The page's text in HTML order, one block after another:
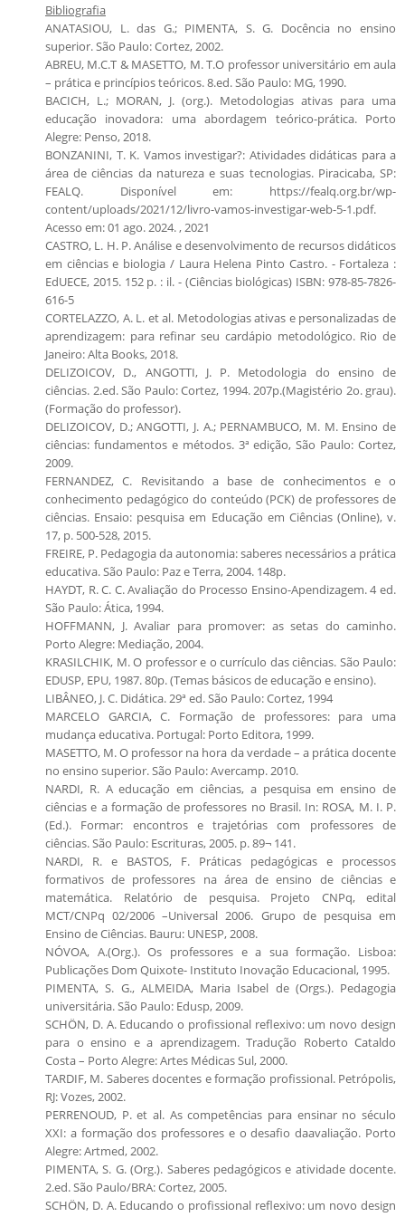
Bibliografia
ANATASIOU, L. das G.; PIMENTA, S. G. Docência no ensino
superior. São Paulo: Cortez, 2002.
ABREU, M.C.T & MASETTO, M. T.O professor universitário em aula
– prática e princípios teóricos. 8.ed. São Paulo: MG, 1990.
BACICH, L.; MORAN, J. (org.). Metodologias ativas para uma
educação inovadora: uma abordagem teórico-prática. Porto
Alegre: Penso, 2018.
BONZANINI, T. K. Vamos investigar?: Atividades didáticas para a
área de ciências da natureza e suas tecnologias. Piracicaba, SP:
FEALQ. Disponível em: https://fealq.org.br/wp-
content/uploads/2021/12/livro-vamos-investigar-web-5-1.pdf.
Acesso em: 01 ago. 2024. , 2021
CASTRO, L. H. P. Análise e desenvolvimento de recursos didáticos
em ciências e biologia / Laura Helena Pinto Castro. - Fortaleza :
EdUECE, 2015. 152 p. : il. - (Ciências biológicas) ISBN: 978-85-7826-
616-5
CORTELAZZO, A. L. et al. Metodologias ativas e personalizadas de
aprendizagem: para refinar seu cardápio metodológico. Rio de
Janeiro: Alta Books, 2018.
DELIZOICOV, D., ANGOTTI, J. P. Metodologia do ensino de
ciências. 2.ed. São Paulo: Cortez, 1994. 207p.(Magistério 2o. grau).
(Formação do professor).
DELIZOICOV, D.; ANGOTTI, J. A.; PERNAMBUCO, M. M. Ensino de
ciências: fundamentos e métodos. 3ª edição, São Paulo: Cortez,
2009.
FERNANDEZ, C. Revisitando a base de conhecimentos e o
conhecimento pedagógico do conteúdo (PCK) de professores de
ciências. Ensaio: pesquisa em Educação em Ciências (Online), v.
17, p. 500-528, 2015.
FREIRE, P. Pedagogia da autonomia: saberes necessários a prática
educativa. São Paulo: Paz e Terra, 2004. 148p.
HAYDT, R. C. C. Avaliação do Processo Ensino-Apendizagem. 4 ed.
São Paulo: Ática, 1994.
HOFFMANN, J. Avaliar para promover: as setas do caminho.
Porto Alegre: Mediação, 2004.
KRASILCHIK, M. O professor e o currículo das ciências. São Paulo:
EDUSP, EPU, 1987. 80p. (Temas básicos de educação e ensino).
LIBÂNEO, J. C. Didática. 29ª ed. São Paulo: Cortez, 1994
MARCELO GARCIA, C. Formação de professores: para uma
mudança educativa. Portugal: Porto Editora, 1999.
MASETTO, M. O professor na hora da verdade – a prática docente
no ensino superior. São Paulo: Avercamp. 2010.
NARDI, R. A educação em ciências, a pesquisa em ensino de
ciências e a formação de professores no Brasil. In: ROSA, M. I. P.
(Ed.). Formar: encontros e trajetórias com professores de
ciências. São Paulo: Escrituras, 2005. p. 89¬ 141.
NARDI, R. e BASTOS, F. Práticas pedagógicas e processos
formativos de professores na área de ensino de ciências e
matemática. Relatório de pesquisa. Projeto CNPq, edital
MCT/CNPq 02/2006 –Universal 2006. Grupo de pesquisa em
Ensino de Ciências. Bauru: UNESP, 2008.
NÓVOA, A.(Org.). Os professores e a sua formação. Lisboa:
Publicações Dom Quixote- Instituto Inovação Educacional, 1995.
PIMENTA, S. G., ALMEIDA, Maria Isabel de (Orgs.). Pedagogia
universitária. São Paulo: Edusp, 2009.
SCHÖN, D. A. Educando o profissional reflexivo: um novo design
para o ensino e a aprendizagem. Tradução Roberto Cataldo
Costa – Porto Alegre: Artes Médicas Sul, 2000.
TARDIF, M. Saberes docentes e formação profissional. Petrópolis,
RJ: Vozes, 2002.
PERRENOUD, P. et al. As competências para ensinar no século
XXI: a formação dos professores e o desafio daavaliação. Porto
Alegre: Artmed, 2002.
PIMENTA, S. G. (Org.). Saberes pedagógicos e atividade docente.
2.ed. São Paulo/BRA: Cortez, 2005.
SCHÖN, D. A. Educando o profissional reflexivo: um novo design